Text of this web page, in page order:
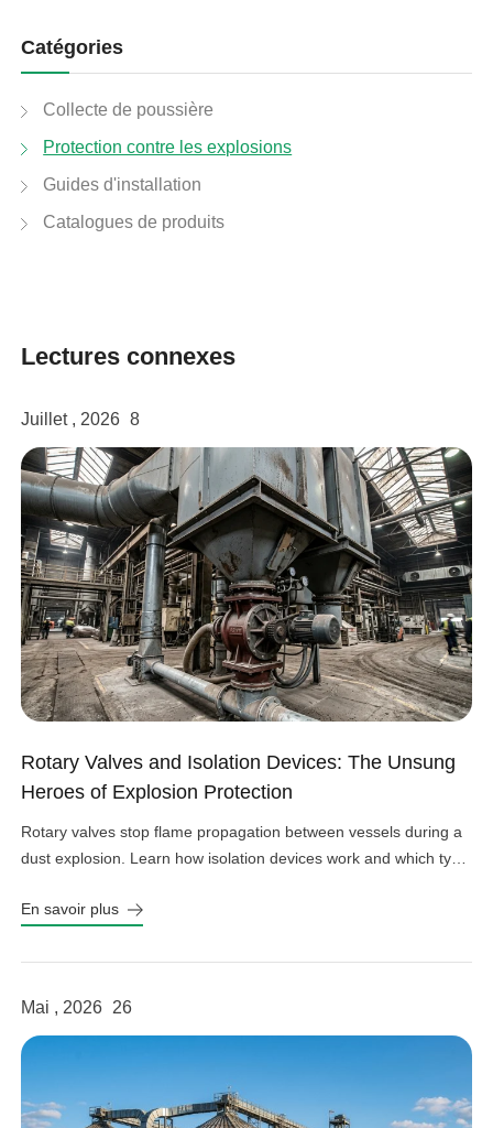
Catégories
Collecte de poussière
Protection contre les explosions
Guides d'installation
Catalogues de produits
Lectures connexes
Juillet , 2026 8
Rotary Valves and Isolation Devices: The Unsung
Heroes of Explosion Protection
Rotary valves stop flame propagation between vessels during a
dust explosion. Learn how isolation devices work and which type
En savoir plus
Mai , 2026 26